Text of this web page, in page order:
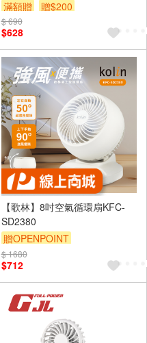
滿額贈
贈$200
$ 690
$628
【歌林】8吋空氣循環扇KFC-
SD2380
贈OPENPOINT
$ 1680
$712